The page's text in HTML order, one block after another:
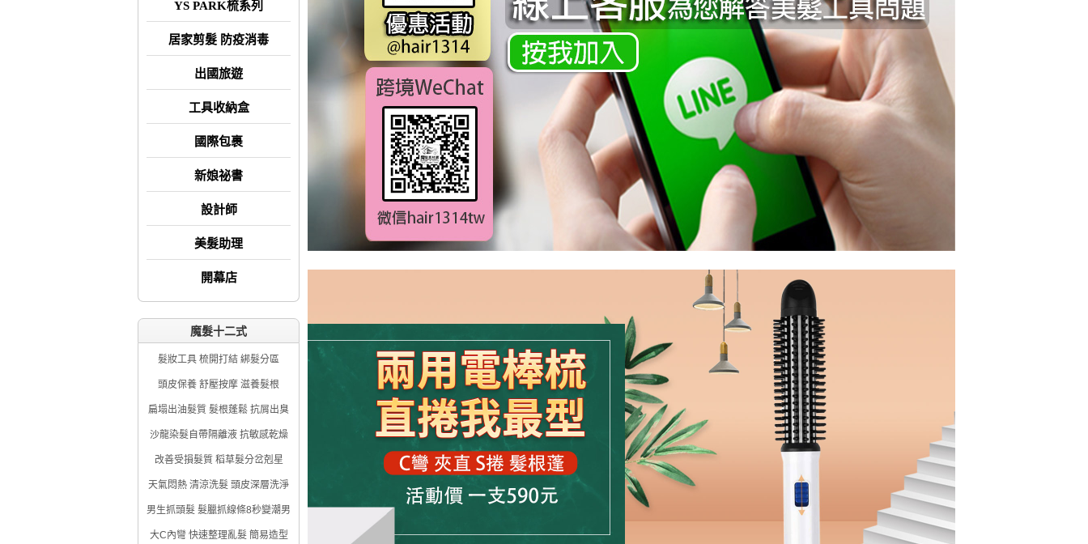
YS PARK梳系列
居家剪髮 防疫消毒
出國旅遊
工具收納盒
國際包裹
新娘祕書
設計師
美髮助理
開幕店
魔髮十二式
髮妝工具 梳開打結 綁髮分區
頭皮保養 舒壓按摩 滋養髮根
扁塌出油髮質 髮根蓬鬆 抗屑出臭
沙龍染髮自帶隔離液 抗敏感乾燥
改善受損髮質 稻草髮分岔剋星
天氣悶熱 清涼洗髮 頭皮深層洗淨
男生抓頭髮 髮臘抓線條8秒變潮男
大C內彎 快速整理亂髮 簡易造型